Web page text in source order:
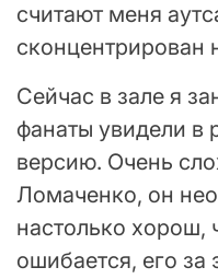
считают меня
сконцентрирован
Сейчас в зале я
фанаты увидели
версию. Очень
Ломаченко, он
настолько хорош,
ошибается, его за